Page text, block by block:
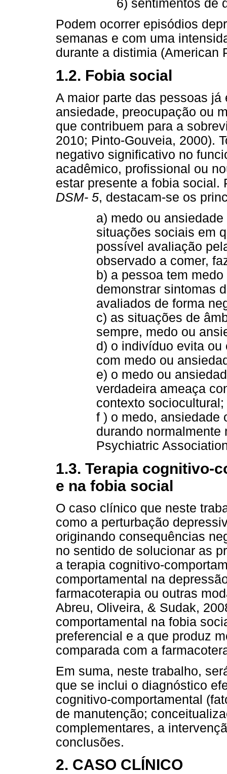
6) sentimentos de
Podem ocorrer episódios
semanas e com uma
durante a distimia (American
1.2. Fobia social
A maior parte das pessoas
ansiedade, preocupação ou
que contribuem para a
2010; Pinto-Gouveia, 2000).
negativo significativo no
acadêmico, profissional ou
estar presente a fobia social.
DSM- 5, destacam-se os
a) medo ou
situações sociais em
possível avaliação
observado a comer,
b) a pessoa tem
demonstrar sintomas
avaliados de forma
c) as situações de
sempre, medo ou
d) o indivíduo evita
com medo ou
e) o medo ou
verdadeira ameaça
contexto sociocultural;
f ) o medo, ansiedade
durando
Psychiatric
1.3. Terapia cognitivo-
e na fobia social
O caso clínico que neste
como a perturbação
originando consequências
no sentido de solucionar as
a terapia cognitivo-
comportamental na
farmacoterapia ou outras
Abreu, Oliveira, & Sudak,
comportamental na fobia
preferencial e a que produz
comparada com a
Em suma, neste trabalho,
que se inclui o diagnóstico
cognitivo-comportamental
de manutenção;
complementares, a
conclusões.
2. CASO CLÍNICO